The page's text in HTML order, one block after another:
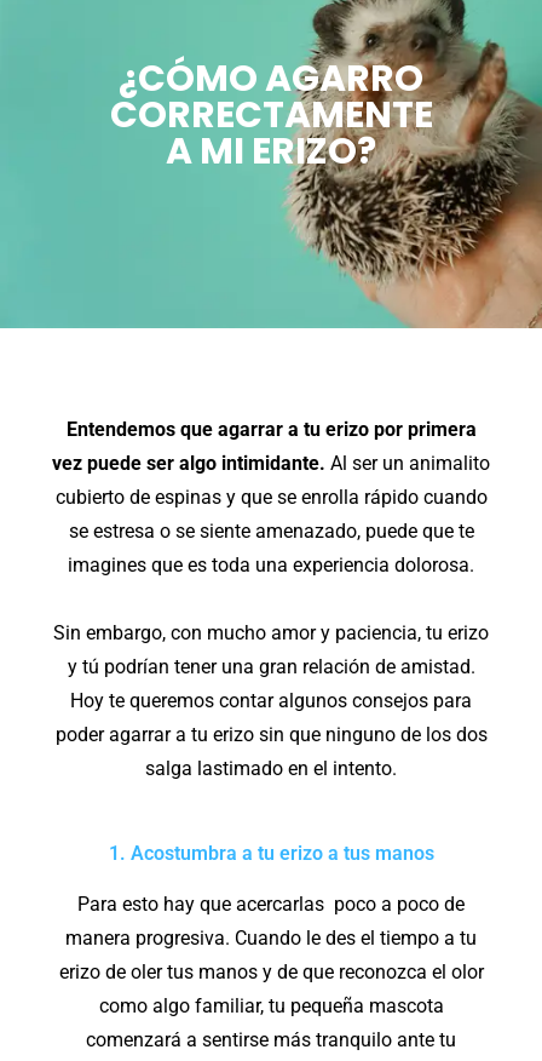
¿CÓMO AGARRO
CORRECTAMENTE
A MI ERIZO?
Entendemos que agarrar a tu erizo por primera
vez puede ser algo intimidante. Al ser un animalito
cubierto de espinas y que se enrolla rápido cuando
se estresa o se siente amenazado, puede que te
imagines que es toda una experiencia dolorosa.
Sin embargo, con mucho amor y paciencia, tu erizo
y tú podrían tener una gran relación de amistad.
Hoy te queremos contar algunos consejos para
poder agarrar a tu erizo sin que ninguno de los dos
salga lastimado en el intento.
1. Acostumbra a tu erizo a tus manos
Para esto hay que acercarlas poco a poco de
manera progresiva. Cuando le des el tiempo a tu
erizo de oler tus manos y de que reconozca el olor
como algo familiar, tu pequeña mascota
comenzará a sentirse más tranquilo ante tu